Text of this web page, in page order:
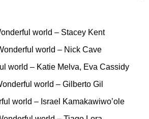
world – Stacey Kent
world – Nick Cave
world – Katie Melva, Eva Cassidy
world – Gilberto Gil
world – Israel Kamakawiwo’ole